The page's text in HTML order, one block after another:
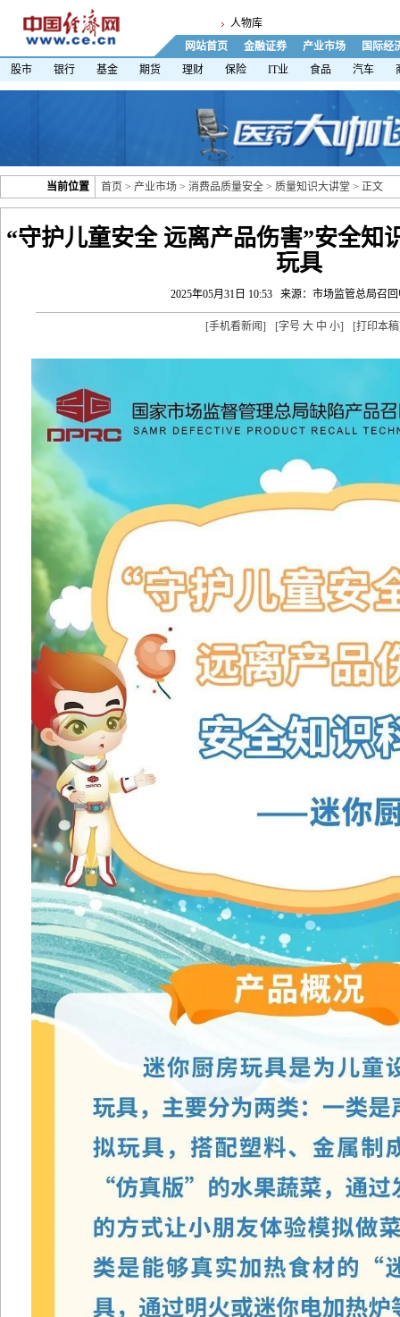
人物库
网站首页
金融证券 产业市场
国际经
股市
银行 基金 期货 理财 保险 IT业 食品 汽车
当前位置 首页 > 产业市场 > 消费品质量安全 > 质量知识大讲堂 > 正文
“守护儿童安全 远离产品伤害”安全
玩具
2025年05月31日 10:53 来源：市场监管总局召
[手机看新闻] [字号 大 中 小] [打印本稿